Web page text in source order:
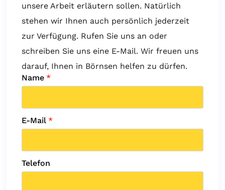
unsere Arbeit erläutern sollen. Natürlich
stehen wir Ihnen auch persönlich jederzeit
zur Verfügung. Rufen Sie uns an oder
schreiben Sie uns eine E-Mail. Wir freuen uns
darauf, Ihnen in Börnsen helfen zu dürfen.
Name *
E-Mail *
Telefon